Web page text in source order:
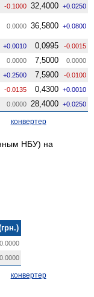
-0.1000 32,4000 +0.0250
0.0000 36,5800 +0.0800
+0.0010 0,0995 -0.0015
0.0000 7,5000 0.0000
+0.2500 7,5900 -0.0100
-0.0135 0,4300 +0.0010
0.0000 28,4000 +0.0250
конвертер
НБУ) на
0.0000
0.0000
конвертер